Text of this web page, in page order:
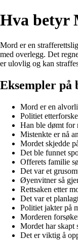
Hva betyr
Mord er en
med overlegg. Det
er ulovlig og kan
Eksempler på
Mord er en
Politiet
Han ble dømt for
Mistenkte er nå
Mordet skjedde
Det ble funnet
Offerets familie
Det var et
Øyenvitner så
Rettsaken etter
Det var et
Politiet jakter på
Morderen
Mordet har skapt
Det er viktig å